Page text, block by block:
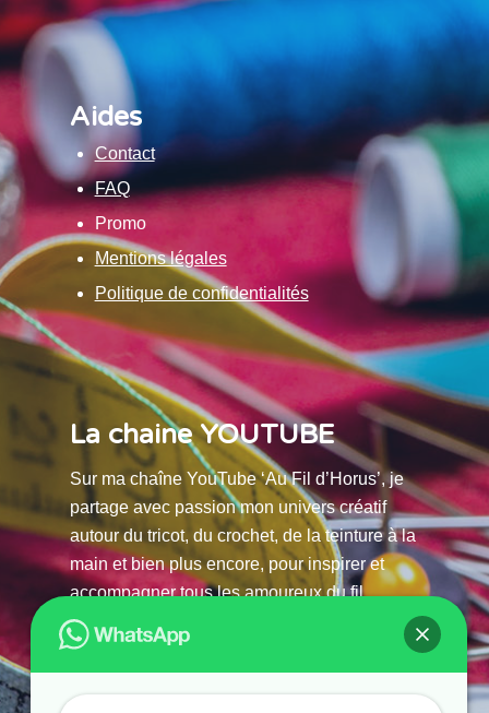
Aides
Contact
FAQ
Promo
Mentions légales
Politique de confidentialités
La chaine YOUTUBE
Sur ma chaîne YouTube ‘Au Fil d’Horus’, je
partage avec passion mon univers créatif
autour du tricot, du crochet, de la teinture à la
main et bien plus encore, pour inspirer et
accompagner tous les amoureux du fil.